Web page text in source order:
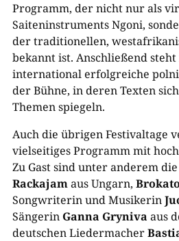
Programm, der nicht nur als
Saiteninstruments Ngoni,
der traditionellen,
bekannt ist. Anschließend
international erfolgreiche
der Bühne, in deren Texten
Themen spiegeln.
Auch die übrigen Festivaltage
vielseitiges Programm mit
Zu Gast sind unter anderem die
Rackajamaus Ungarn,
Songwriterin und Musikerin
Sängerin Ganna Gryniva aus
deutschen Liedermacher